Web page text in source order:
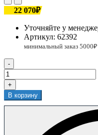
22 070₽
Уточняйте у
Артикул: 62392
-
+
В корзину